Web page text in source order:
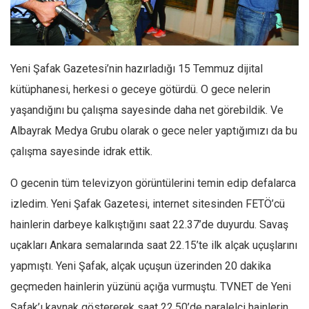
Facebook
Instagram
Editörden
Kemal Özer
Mahmut Toptaş
Ömer Kayani
Yusuf Armağan
Hasanali Yıldırım
Leyla Şerif Emin
Yeni Şafak Gazetesi’nin hazırladığı 15 Temmuz dijital
kütüphanesi, herkesi o geceye götürdü. O gece nelerin
yaşandığını bu çalışma sayesinde daha net görebildik. Ve
Albayrak Medya Grubu olarak o gece neler yaptığımızı da bu
çalışma sayesinde idrak ettik.
O gecenin tüm televizyon görüntülerini temin edip defalarca
izledim. Yeni Şafak Gazetesi, internet sitesinden FETÖ’cü
hainlerin darbeye kalkıştığını saat 22.37’de duyurdu. Savaş
uçakları Ankara semalarında saat 22.15’te ilk alçak uçuşlarını
yapmıştı. Yeni Şafak, alçak uçuşun üzerinden 20 dakika
geçmeden hainlerin yüzünü açığa vurmuştu. TVNET de Yeni